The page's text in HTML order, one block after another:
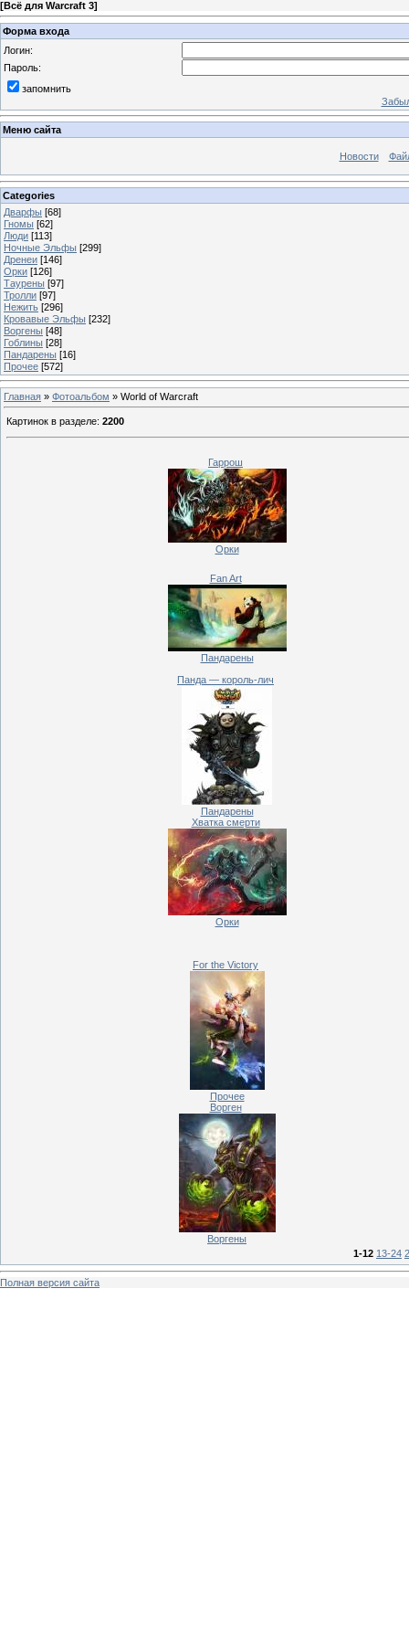
[Всё для Warcraft 3]
Форма входа
Логин:
Пароль:
запомнить
Меню сайта
Новости
Categories
Дварфы [68]
Гномы [62]
Люди [113]
Ночные Эльфы [299]
Дренеи [146]
Орки [126]
Таурены [97]
Тролли [97]
Нежить [296]
Кровавые Эльфы [232]
Воргены [48]
Гоблины [28]
Пандарены [16]
Прочее [572]
Главная » Фотоальбом » World of Warcraft
Картинок в разделе: 2200
Гаррош
Орки
Fan Art
Пандарены
Панда — король-лич
Пандарены
Хватка смерти
Орки
For the Victory
Прочее
Ворген
Воргены
1-12 13-24
Полная версия сайта